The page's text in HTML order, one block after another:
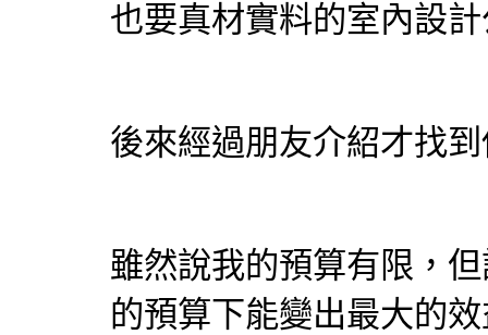
也要真材實料的室內設
後來經過朋友介紹才找
雖然說我的預算有限，
的預算下能變出最大的